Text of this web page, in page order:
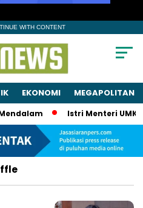
WITH CONTENT
EKONOMI MEGAPOLITAN
Istri Menteri